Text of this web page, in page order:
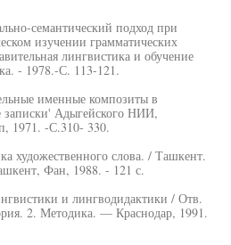
семантический подход при
изучении грамматических
лингвистика и обучение
- 1978.-С. 113-121.
именные композиты в
записки' Адыгейского НИИ,
1971. -С.310- 330.
художественного слова. / Ташкент.
Фан, 1988. - 121 с.
и лингводидактики / Отв.
2. Методика. — Краснодар, 1991.